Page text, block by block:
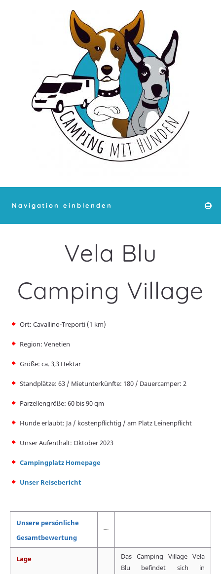
Navigation einblenden
Vela Blu
Camping Village
Ort: Cavallino-Treporti (1 km)
Region: Venetien
Größe: ca. 3,3 Hektar
Standplätze: 63 / Mietunterkünfte: 180 / Dauercamper: 2
Parzellengröße: 60 bis 90 qm
Hunde erlaubt: Ja / kostenpflichtig / am Platz Leinenpflicht
Unser Aufenthalt: Oktober 2023
Campingplatz Homepage
Unser Reisebericht
Unsere persönliche
Gesamtbewertung
Lage
Das Camping Village Vela
Blu befindet sich in